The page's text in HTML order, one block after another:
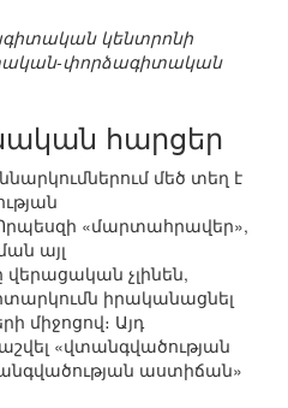
կենտրոնի
փորձագիտական
հարցեր
մեծ տեղ է
«մարտահրավեր»,
այլ
չլինեն,
իրականացնել
միջոցով։ Այդ
«վտանգվածության
աստիճան»